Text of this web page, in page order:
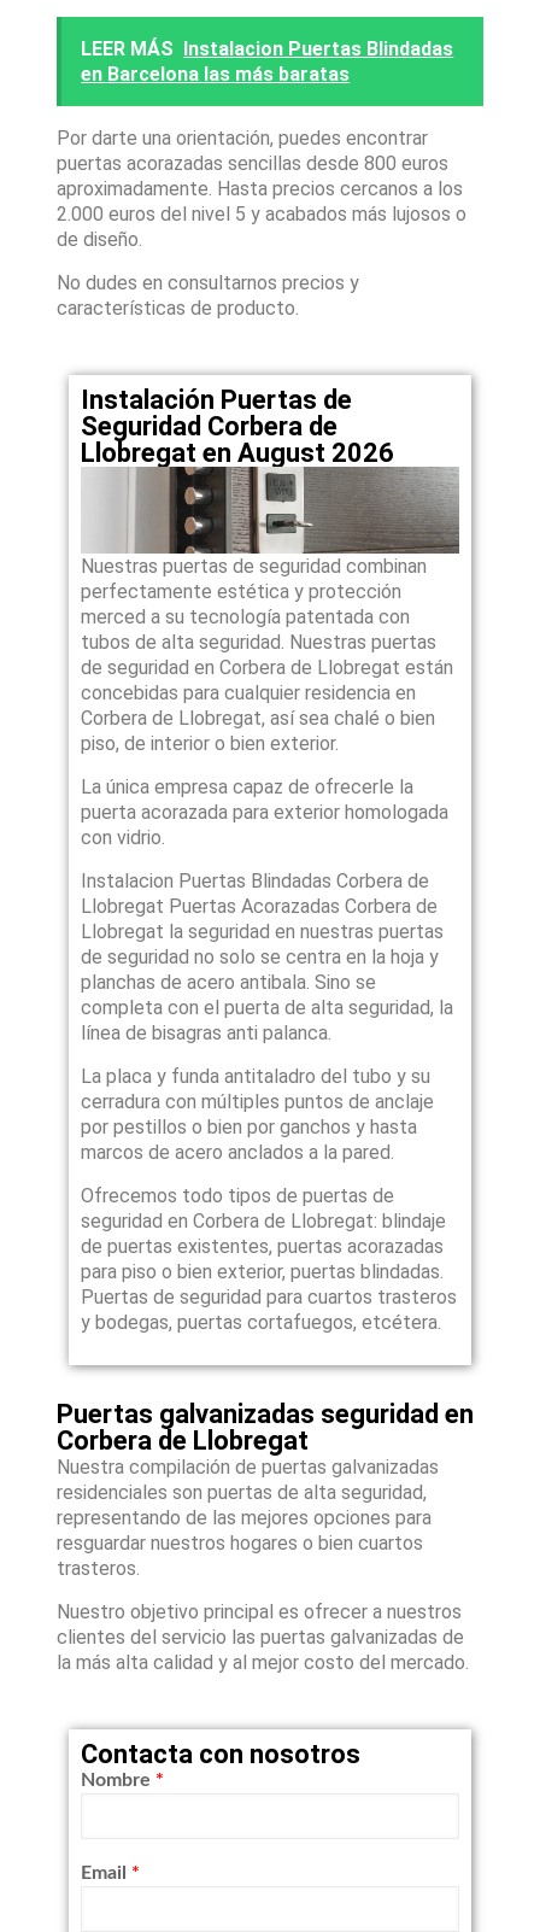
LEER MÁS
Instalacion Puertas Blindadas
en Barcelona las más baratas
Por darte una orientación, puedes encontrar
puertas acorazadas sencillas desde 800 euros
aproximadamente. Hasta precios cercanos a los
2.000 euros del nivel 5 y acabados más lujosos o
de diseño.
No dudes en consultarnos precios y
características de producto.
Instalación Puertas de
Seguridad Corbera de
Llobregat en August 2026
Nuestras puertas de seguridad combinan
perfectamente estética y protección
merced a su tecnología patentada con
tubos de alta seguridad. Nuestras puertas
de seguridad en Corbera de Llobregat están
concebidas para cualquier residencia en
Corbera de Llobregat, así sea chalé o bien
piso, de interior o bien exterior.
La única empresa capaz de ofrecerle la
puerta acorazada para exterior homologada
con vidrio.
Instalacion Puertas Blindadas Corbera de
Llobregat Puertas Acorazadas Corbera de
Llobregat la seguridad en nuestras puertas
de seguridad no solo se centra en la hoja y
planchas de acero antibala. Sino se
completa con el puerta de alta seguridad, la
línea de bisagras anti palanca.
La placa y funda antitaladro del tubo y su
cerradura con múltiples puntos de anclaje
por pestillos o bien por ganchos y hasta
marcos de acero anclados a la pared.
Ofrecemos todo tipos de puertas de
seguridad en Corbera de Llobregat: blindaje
de puertas existentes, puertas acorazadas
para piso o bien exterior, puertas blindadas.
Puertas de seguridad para cuartos trasteros
y bodegas, puertas cortafuegos, etcétera.
Puertas galvanizadas seguridad en
Corbera de Llobregat
Nuestra compilación de puertas galvanizadas
residenciales son puertas de alta seguridad,
representando de las mejores opciones para
resguardar nuestros hogares o bien cuartos
trasteros.
Nuestro objetivo principal es ofrecer a nuestros
clientes del servicio las puertas galvanizadas de
la más alta calidad y al mejor costo del mercado.
Contacta con nosotros
Nombre *
Email *